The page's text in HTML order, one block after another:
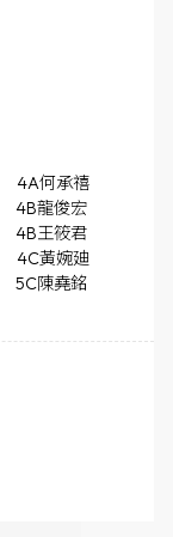
4A何承禧
4B龍俊宏
4B王筱君
4C黃婉廸
5C陳堯銘